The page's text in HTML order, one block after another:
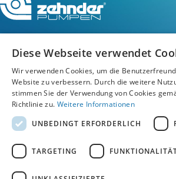
Service-Hotline
Service
Unternehmen
Diese Webseite verwendet
Wir verwenden Cookies, um die
Website zu verbessern. Durch die weitere
stimmen Sie der Verwendung von Cookies
Richtlinie zu. Weitere Informationen
UNBEDINGT ERFORDERLICH
TARGETING